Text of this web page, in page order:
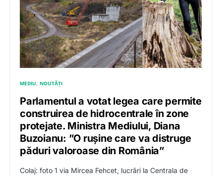
MEDIU NOUTĂȚI
Parlamentul a votat legea care permite
construirea de hidrocentrale în zone
protejate. Ministra Mediului, Diana
Buzoianu: ”O rușine care va distruge
păduri valoroase din România”
Colaj: foto 1 via Mircea Fehcet, lucrări la Centrala de